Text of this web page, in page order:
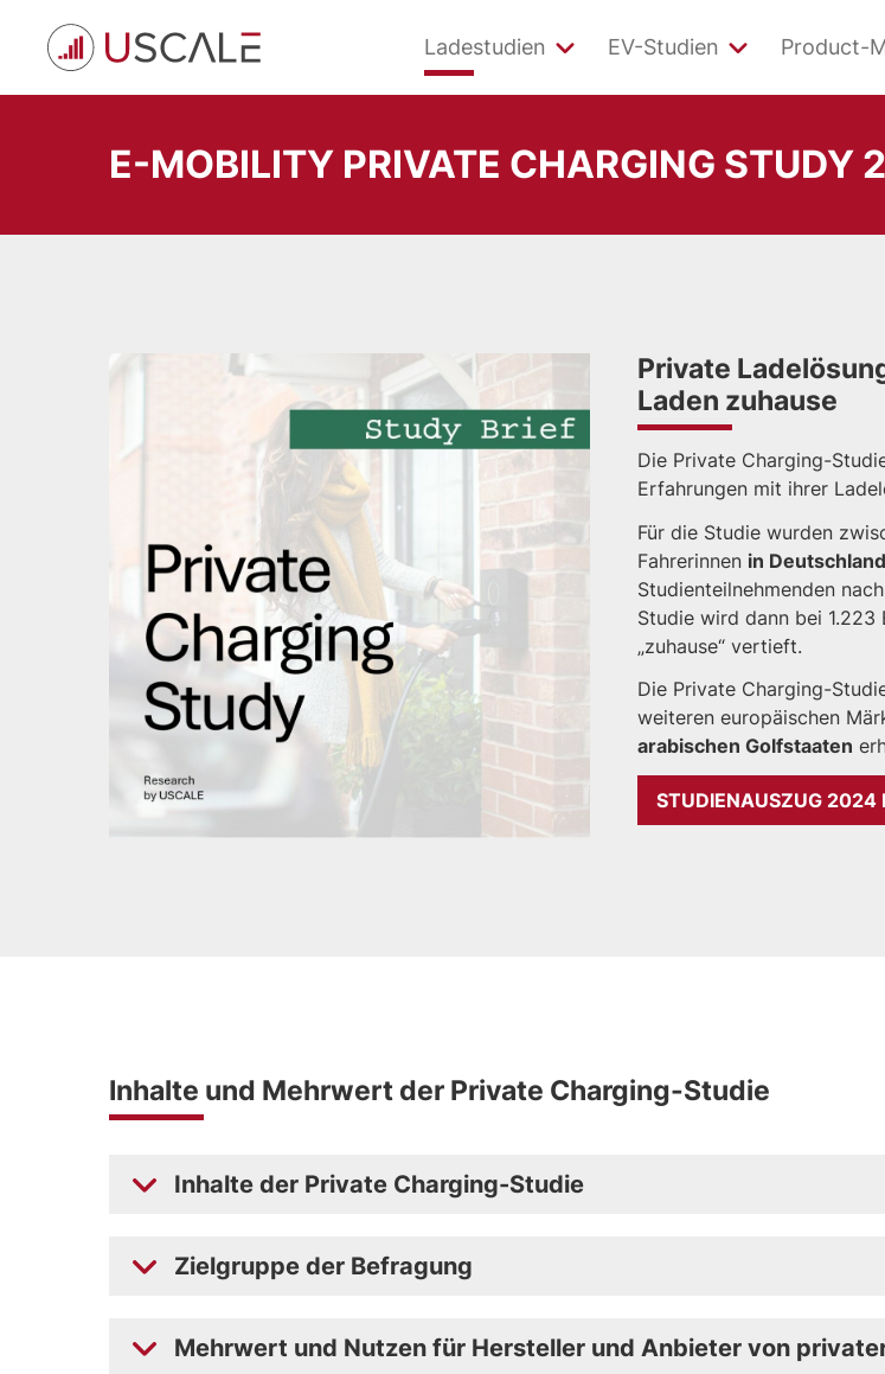
Hauptinhalt
wechseln
Ladestudien EV-Studien Product-
E-MOBILITY PRIVATE CHARGING STUDY
Private
Laden zuhause
Die Private Charging-
Erfahrungen mit ihrer
Für die Studie wurden
Fahrerinnen in Deutschland
Studienteilnehmenden
Studie wird dann bei 1.223
„zuhause“ vertieft.
Die Private Charging-
weiteren europäischen
arabischen Golfstaaten
STUDIENAUSZUG 2024
Inhalte und Mehrwert der Private Charging-Studie
Inhalte der Private Charging-Studie
Zielgruppe der Befragung
Mehrwert und Nutzen für Hersteller und Anbieter von